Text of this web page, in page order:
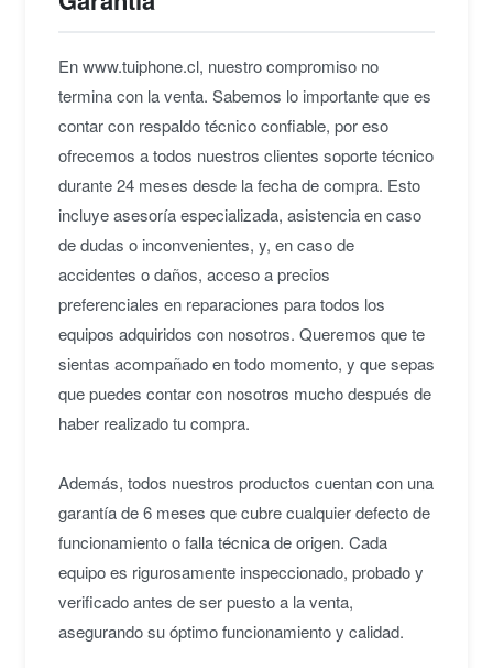
En www.tuiphone.cl, nuestro compromiso no
termina con la venta. Sabemos lo importante que es
contar con respaldo técnico confiable, por eso
ofrecemos a todos nuestros clientes soporte técnico
durante 24 meses desde la fecha de compra. Esto
incluye asesoría especializada, asistencia en caso
de dudas o inconvenientes, y, en caso de
accidentes o daños, acceso a precios
preferenciales en reparaciones para todos los
equipos adquiridos con nosotros. Queremos que te
sientas acompañado en todo momento, y que sepas
que puedes contar con nosotros mucho después de
haber realizado tu compra.
Además, todos nuestros productos cuentan con una
garantía de 6 meses que cubre cualquier defecto de
funcionamiento o falla técnica de origen. Cada
equipo es rigurosamente inspeccionado, probado y
verificado antes de ser puesto a la venta,
asegurando su óptimo funcionamiento y calidad.